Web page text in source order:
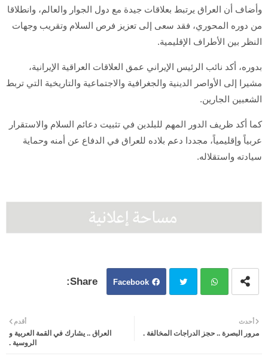
وأضاف أن العراق يرتبط بعلاقات جيدة مع دول الجوار والعالم، وانطلاقا
من دوره المحوري، فقد سعى إلى تعزيز فرص السلام وتقريب وجهات
النظر بين الأطراف الإقليمية.
بدوره، أكد نائب الرئيس الإيراني عمق العلاقات العراقية الإيرانية،
مشيرا إلى الأواصر الدينية والجغرافية والاجتماعية والتاريخية التي تربط
الشعبين الجارين.
كما أكد ظريف الدور المهم للبلدين في تثبيت دعائم السلام والاستقرار
عربياً وإقليمياً، مجددا دعم بلاده للعراق في الدفاع عن أمنه وحماية
سيادته واستقلاله.
Facebook
ter atsa
أحدث
مرور البصرة .. حجز الدراجات المخالفة .
أقدم
العراق .. يشارك في القمة العربية و
الروسية .